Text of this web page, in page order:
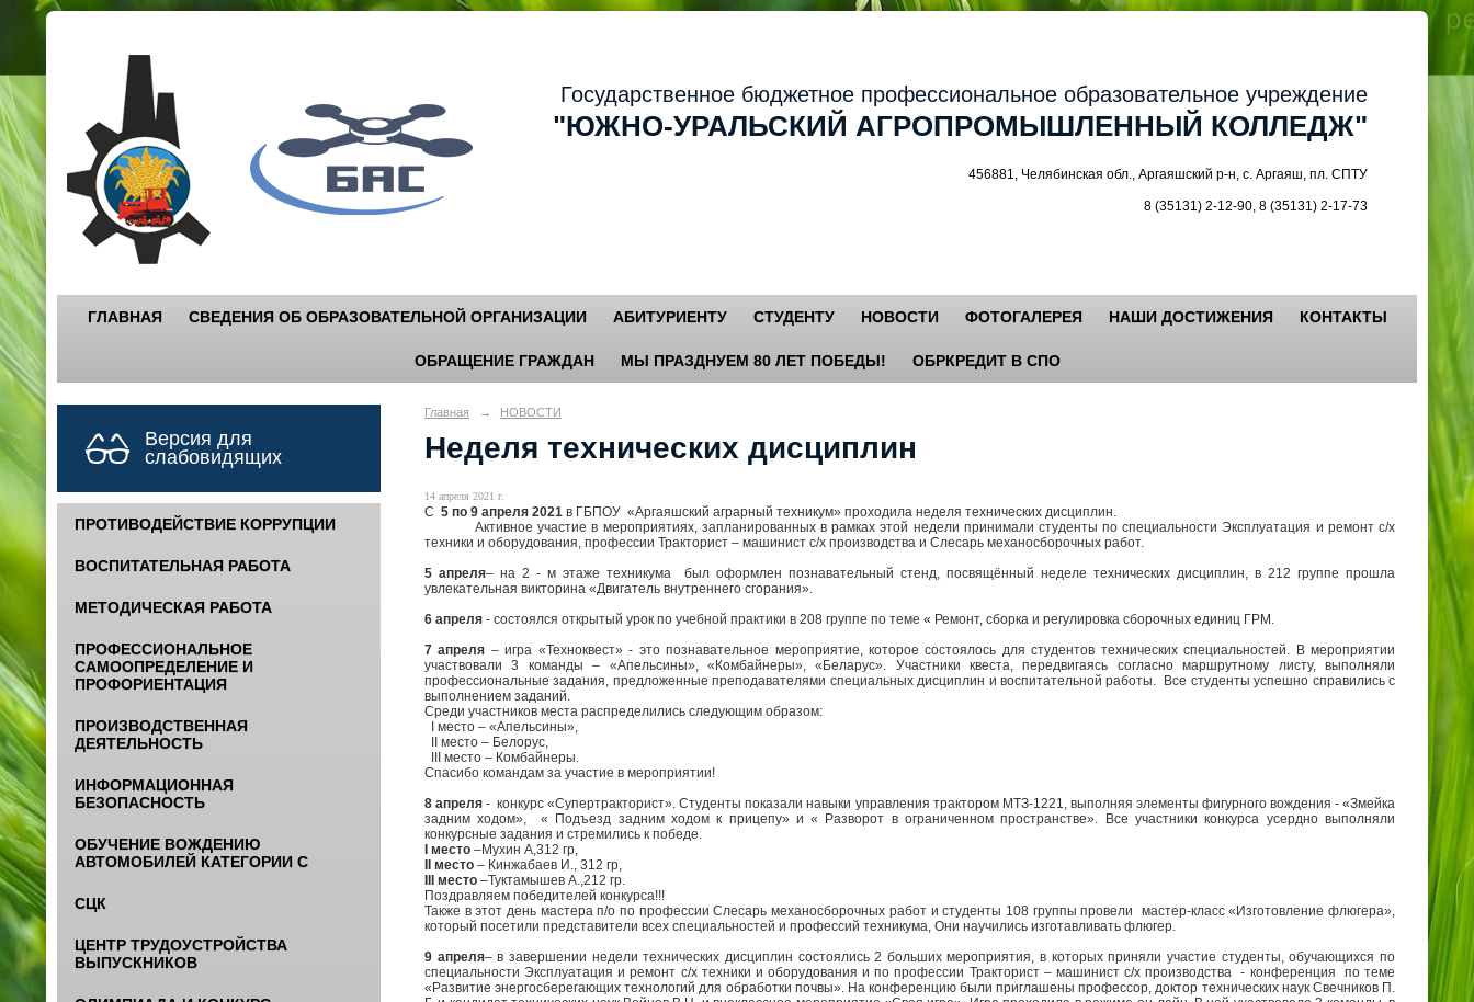
Государственное бюджетное профессиональное образовательное учреждение
"ЮЖНО-УРАЛЬСКИЙ АГРОПРОМЫШЛЕННЫЙ КОЛЛЕДЖ"
456881, Челябинская обл., Аргаяшский р-н, с. Аргаяш, пл. СПТУ
8 (35131) 2-12-90, 8 (35131) 2-17-73
ГЛАВНАЯ СВЕДЕНИЯ ОБ ОБРАЗОВАТЕЛЬНОЙ ОРГАНИЗАЦИИ АБИТУРИЕНТУ СТУДЕНТУ НОВОСТИ ФОТОГАЛЕРЕЯ НАШИ ДОСТИЖЕНИЯ КОНТАКТЫ
ОБРАЩЕНИЕ ГРАЖДАН МЫ ПРАЗДНУЕМ 80 ЛЕТ ПОБЕДЫ! ОБРКРЕДИТ В СПО
Версия для
слабовидящих
ПРОТИВОДЕЙСТВИЕ КОРРУПЦИИ
ВОСПИТАТЕЛЬНАЯ РАБОТА
МЕТОДИЧЕСКАЯ РАБОТА
ПРОФЕССИОНАЛЬНОЕ
САМООПРЕДЕЛЕНИЕ И
ПРОФОРИЕНТАЦИЯ
ПРОИЗВОДСТВЕННАЯ
ДЕЯТЕЛЬНОСТЬ
ИНФОРМАЦИОННАЯ
БЕЗОПАСНОСТЬ
ОБУЧЕНИЕ ВОЖДЕНИЮ
АВТОМОБИЛЕЙ КАТЕГОРИИ С
СЦК
ЦЕНТР ТРУДОУСТРОЙСТВА
ВЫПУСКНИКОВ
Главная → НОВОСТИ
Неделя технических дисциплин
14 апреля 2021 г.
С 5 по 9 апреля 2021 в ГБПОУ «Аргаяшский аграрный техникум» проходила неделя технических дисциплин.
Активное участие в мероприятиях, запланированных в рамках этой недели принимали студенты по специальности Эксплуатация и ремонт с/х
техники и оборудования, профессии Тракторист – машинист с/х производства и Слесарь механосборочных работ.
5 апреля– на 2 - м этаже техникума был оформлен познавательный стенд, посвящённый неделе технических дисциплин, в 212 группе прошла
увлекательная викторина «Двигатель внутреннего сгорания».
6 апреля - состоялся открытый урок по учебной практики в 208 группе по теме « Ремонт, сборка и регулировка сборочных единиц ГРМ.
7 апреля – игра «Техноквест» - это познавательное мероприятие, которое состоялось для студентов технических специальностей. В мероприятии
участвовали 3 команды – «Апельсины», «Комбайнеры», «Беларус». Участники квеста, передвигаясь согласно маршрутному листу, выполняли
профессиональные задания, предложенные преподавателями специальных дисциплин и воспитательной работы. Все студенты успешно справились с
выполнением заданий.
Среди участников места распределились следующим образом:
I место – «Апельсины»,
II место – Белорус,
III место – Комбайнеры.
Спасибо командам за участие в мероприятии!
8 апреля- конкурс «Супертракторист». Студенты показали навыки управления трактором МТЗ-1221, выполняя элементы фигурного вождения - «Змейка
задним ходом», « Подъезд задним ходом к прицепу» и « Разворот в ограниченном пространстве». Все участники конкурса усердно выполняли
конкурсные задания и стремились к победе.
I место –Мухин А,312 гр,
II место – Кинжабаев И., 312 гр,
III место –Туктамышев А.,212 гр.
Поздравляем победителей конкурса!!!
Также в этот день мастера п/о по профессии Слесарь механосборочных работ и студенты 108 группы провели мастер-класс «Изготовление флюгера»,
который посетили представители всех специальностей и профессий техникума, Они научились изготавливать флюгер.
9 апреля– в завершении недели технических дисциплин состоялись 2 больших мероприятия, в которых приняли участие студенты, обучающихся по
специальности Эксплуатация и ремонт с/х техники и оборудования и по профессии Тракторист – машинист с/х производства - конференция по теме
«Развитие энергосберегающих технологий для обработки почвы». На конференцию были приглашены профессор, доктор технических наук Свечников П.